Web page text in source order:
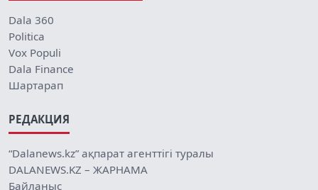
Dala 360
Politica
Vox Populi
Dala Finance
Шартарап
РЕДАКЦИЯ
“Dalanews.kz” ақпарат агенттігі туралы
DALANEWS.KZ – ЖАРНАМА
Байланыс